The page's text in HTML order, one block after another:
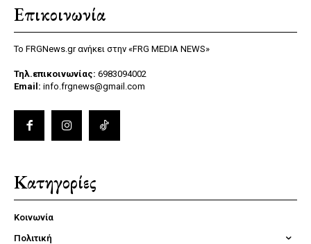
Επικοινωνία
Το FRGNews.gr ανήκει στην «FRG MEDIA NEWS»
Τηλ.επικοινωνίας: 6983094002
Email: info.frgnews@gmail.com
Κατηγορίες
Κοινωνία
Πολιτική